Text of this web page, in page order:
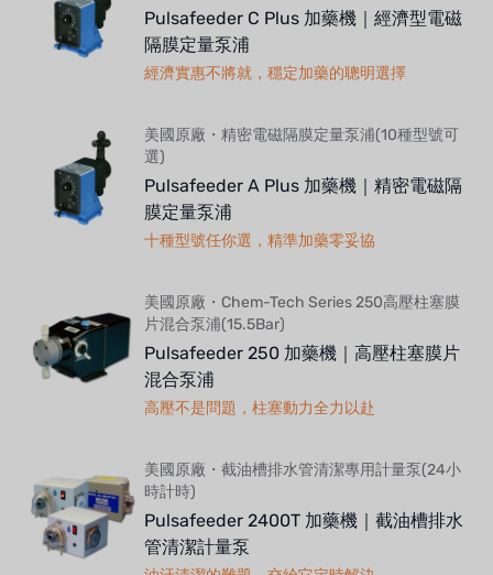
Pulsafeeder C Plus 加藥機｜經濟型電磁
隔膜定量泵浦
經濟實惠不將就，穩定加藥的聰明選擇
美國原廠・精密電磁隔膜定量泵浦(10種型號可
選)
Pulsafeeder A Plus 加藥機｜精密電磁隔
膜定量泵浦
十種型號任你選，精準加藥零妥協
美國原廠・Chem-Tech Series 250高壓柱塞膜
片混合泵浦(15.5Bar)
Pulsafeeder 250 加藥機｜高壓柱塞膜片
混合泵浦
高壓不是問題，柱塞動力全力以赴
美國原廠・截油槽排水管清潔專用計量泵(24小
時計時)
Pulsafeeder 2400T 加藥機｜截油槽排水
管清潔計量泵